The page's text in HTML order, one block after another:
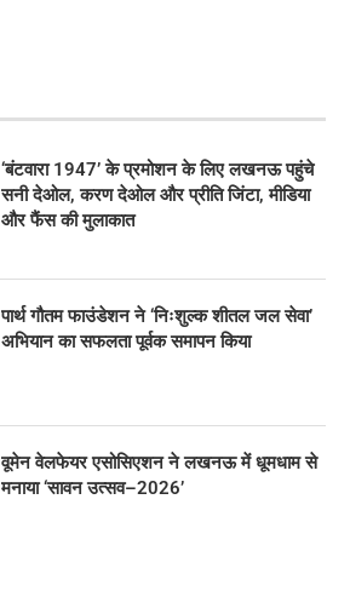
‘बंटवारा 1947’ के प्रमोशन के लिए लखनऊ पहुंचे
सनी देओल, करण देओल और प्रीति जिंटा, मीडिया
और फैंस की मुलाकात
पार्थ गौतम फाउंडेशन ने ‘निःशुल्क शीतल जल सेवा’
अभियान का सफलता पूर्वक समापन किया
वूमेन वेलफेयर एसोसिएशन ने लखनऊ में धूमधाम से
मनाया ‘सावन उत्सव–2026’